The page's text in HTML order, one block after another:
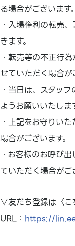
る場合がございます。
・入場権利の転売
きます。
・転売等の不正行
せていただく場合が
・当日は、スタッ
ようお願いいたしま
・上記をお守りい
場合がございます。
・お客様のお呼び
ていただく場合がご
▽友だち登録は〈こ
URL： https://